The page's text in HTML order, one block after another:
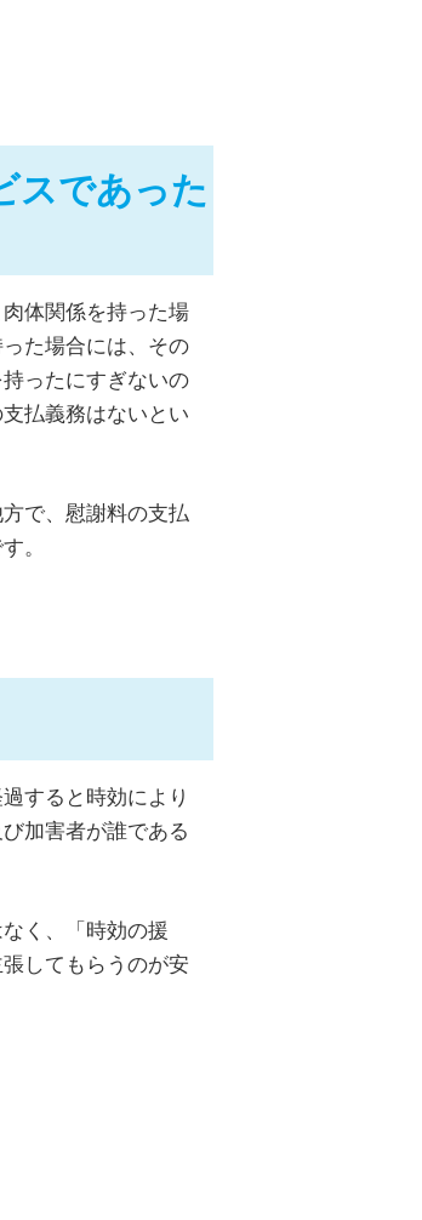
スであった
体関係を持った場
た場合には、その
ったにすぎないの
払義務はないとい
で、慰謝料の支払
。
すると時効により
加害者が誰である
く、「時効の援
してもらうのが安